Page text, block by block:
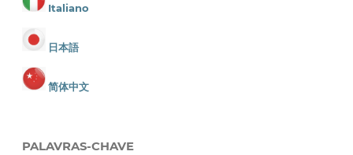
Italiano
日本語
简体中文
PALAVRAS-CHAVE